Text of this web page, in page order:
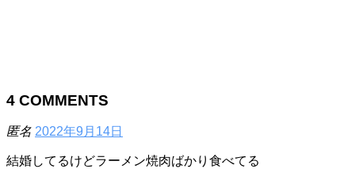
4 COMMENTS
匿名 2022年9月14日
結婚してるけどラーメン焼肉ばかり食べてる